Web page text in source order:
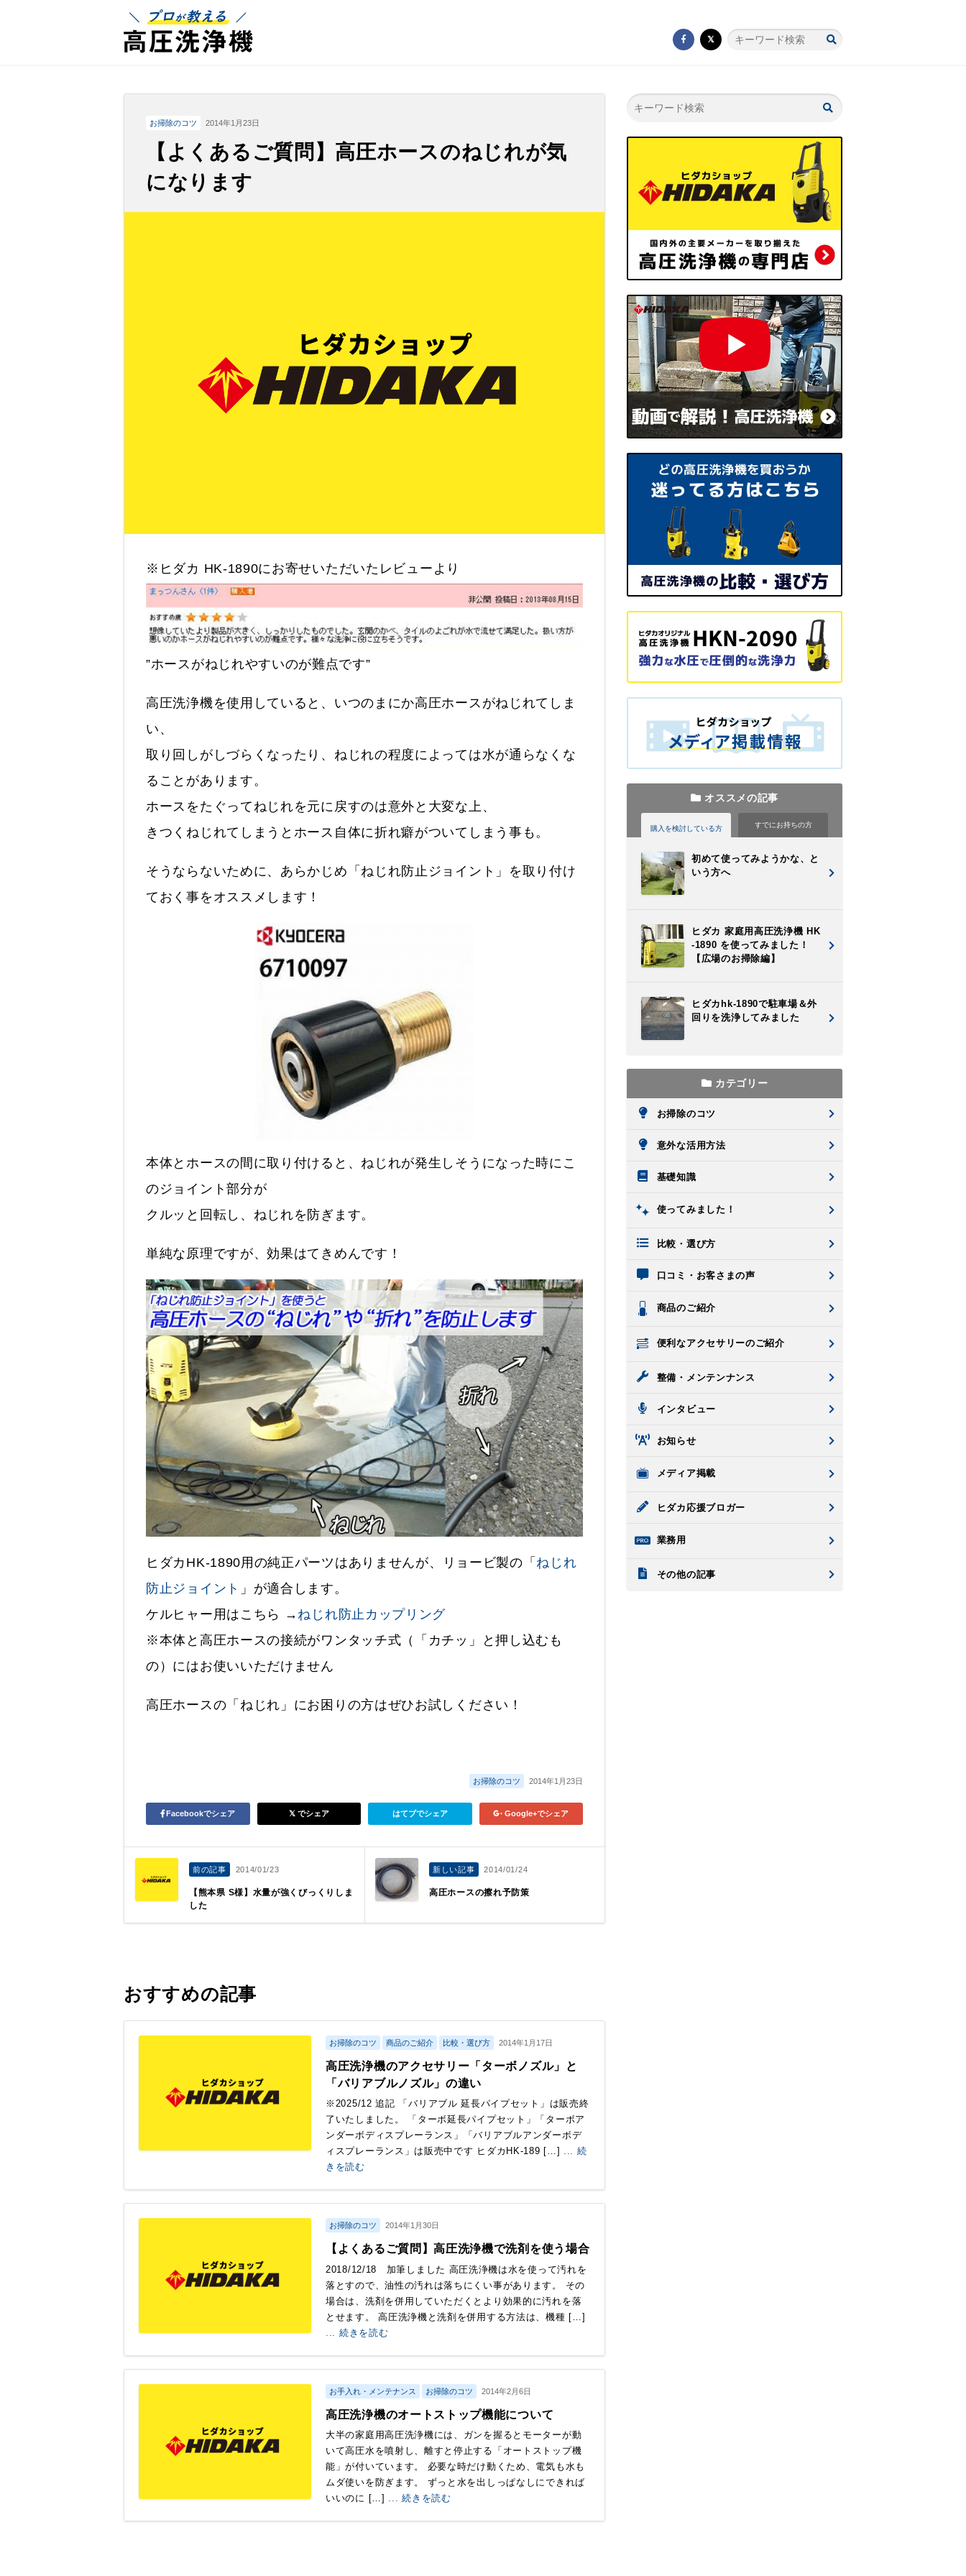
お掃除のコツ 2014年1月23日
【よくあるご質問】高圧ホースのねじれが気
になります
※ヒダカ HK-1890にお寄せいただいたレビューより
”ホースがねじれやすいのが難点です”
高圧洗浄機を使用していると、いつのまにか高圧ホースがねじれてしま
い、
取り回しがしづらくなったり、ねじれの程度によっては水が通らなくな
ることがあります。
ホースをたぐってねじれを元に戻すのは意外と大変な上、
きつくねじれてしまうとホース自体に折れ癖がついてしまう事も。
そうならないために、あらかじめ「ねじれ防止ジョイント」を取り付け
ておく事をオススメします！
本体とホースの間に取り付けると、ねじれが発生しそうになった時にこ
のジョイント部分が
クルッと回転し、ねじれを防ぎます。
単純な原理ですが、効果はてきめんです！
ヒダカHK-1890用の純正パーツはありませんが、リョービ製の「 ねじれ
防止ジョイント 」が適合します。
ケルヒャー用はこちら → ねじれ防止カップリング
※本体と高圧ホースの接続がワンタッチ式（「カチッ」と押し込むも
の）にはお使いいただけません
高圧ホースの「ねじれ」にお困りの方はぜひお試しください！
お掃除のコツ 2014年1月23日
Facebookでシェア でシェア はてブでシェア Google+でシェア
前の記事 2014/01/23
【熊本県 S様】水量が強くびっくりしま
した
新しい記事 2014/01/24
高圧ホースの擦れ予防策
おすすめの記事
お掃除のコツ 商品のご紹介 比較・選び方 2014年1月17日
高圧洗浄機のアクセサリー「ターボノズル」と
「バリアブルノズル」の違い
※2025/12 追記 「バリアブル 延長パイプセット」は販売終
了いたしました。 「ターボ延長パイプセット」「ターボア
ンダーボディスプレーランス」「バリアブルアンダーボデ
ィスプレーランス」は販売中です ヒダカHK-189 […] ... 続
きを読む
お掃除のコツ 2014年1月30日
【よくあるご質問】高圧洗浄機で洗剤を使う場合
2018/12/18 加筆しました 高圧洗浄機は水を使って汚れを
落とすので、油性の汚れは落ちにくい事があります。 その
場合は、洗剤を併用していただくとより効果的に汚れを落
とせます。 高圧洗浄機と洗剤を併用する方法は、機種 […]
... 続きを読む
お手入れ・メンテナンス お掃除のコツ 2014年2月6日
高圧洗浄機のオートストップ機能について
大半の家庭用高圧洗浄機には、ガンを握るとモーターが動
いて高圧水を噴射し、離すと停止する「オートストップ機
能」が付いています。 必要な時だけ動くため、電気も水も
ムダ使いを防ぎます。 ずっと水を出しっぱなしにできれば
いいのに […] ... 続きを読む
オススメの記事
購入を検討している方 すでにお持ちの方
初めて使ってみようかな、と
いう方へ
ヒダカ 家庭用高圧洗浄機 HK
-1890 を使ってみました！
【広場のお掃除編】
ヒダカhk-1890で駐車場＆外
回りを洗浄してみました
カテゴリー
お掃除のコツ
意外な活用方法
基礎知識
使ってみました！
比較・選び方
口コミ・お客さまの声
商品のご紹介
便利なアクセサリーのご紹介
整備・メンテンナンス
インタビュー
お知らせ
メディア掲載
ヒダカ応援ブロガー
業務用
その他の記事